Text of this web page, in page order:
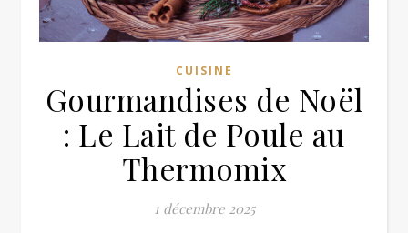
CUISINE
Gourmandises de Noël
: Le Lait de Poule au
Thermomix
1 décembre 2025